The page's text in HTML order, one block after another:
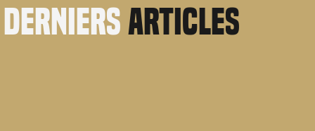
derniersarticles